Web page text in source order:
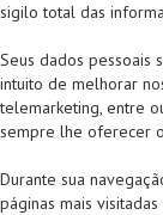
sigilo total das
Seus dados pessoais
intuito de melhorar
telemarketing, entre
sempre lhe oferecer
Durante sua
páginas mais